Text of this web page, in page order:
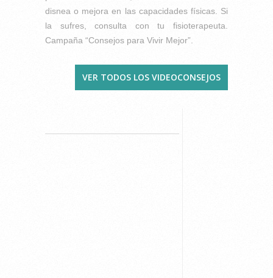
disnea o mejora en las capacidades físicas. Si
la sufres, consulta con tu fisioterapeuta.
Campaña “Consejos para Vivir Mejor”.
VER TODOS LOS VIDEOCONSEJOS